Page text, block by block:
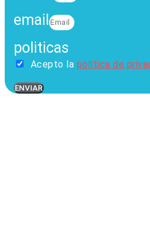
email
politicas
Acepto la política de
ENVIAR